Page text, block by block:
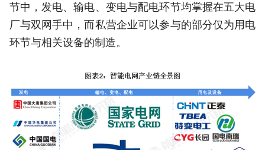
节中，发电、输电、变电与配电环节均掌握在五大电
厂与双网手中，而私营企业可以参与的部分仅为用电
环节与相关设备的制造。